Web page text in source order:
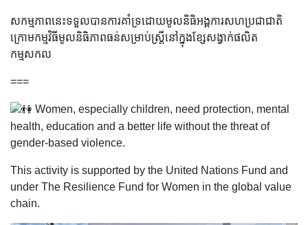
សកម្មភាពនេះទទួលបានការគាំទ្រដោយមូលនិធិអង្គការសហប្រជាជាតិ
ក្រោមកម្មវិធីមូលនិធិភាពធន់សម្រាប់ស្ត្រីនៅក្នុងខ្សែសង្វាក់ផលិត
កម្មសកល
===
Women, especially children, need protection, mental
health, education and a better life without the threat of
gender-based violence.
This activity is supported by the United Nations Fund and
under The Resilience Fund for Women in the global value
chain.